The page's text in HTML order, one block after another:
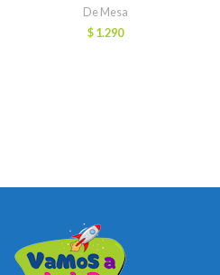
De Mesa
$ 1.290